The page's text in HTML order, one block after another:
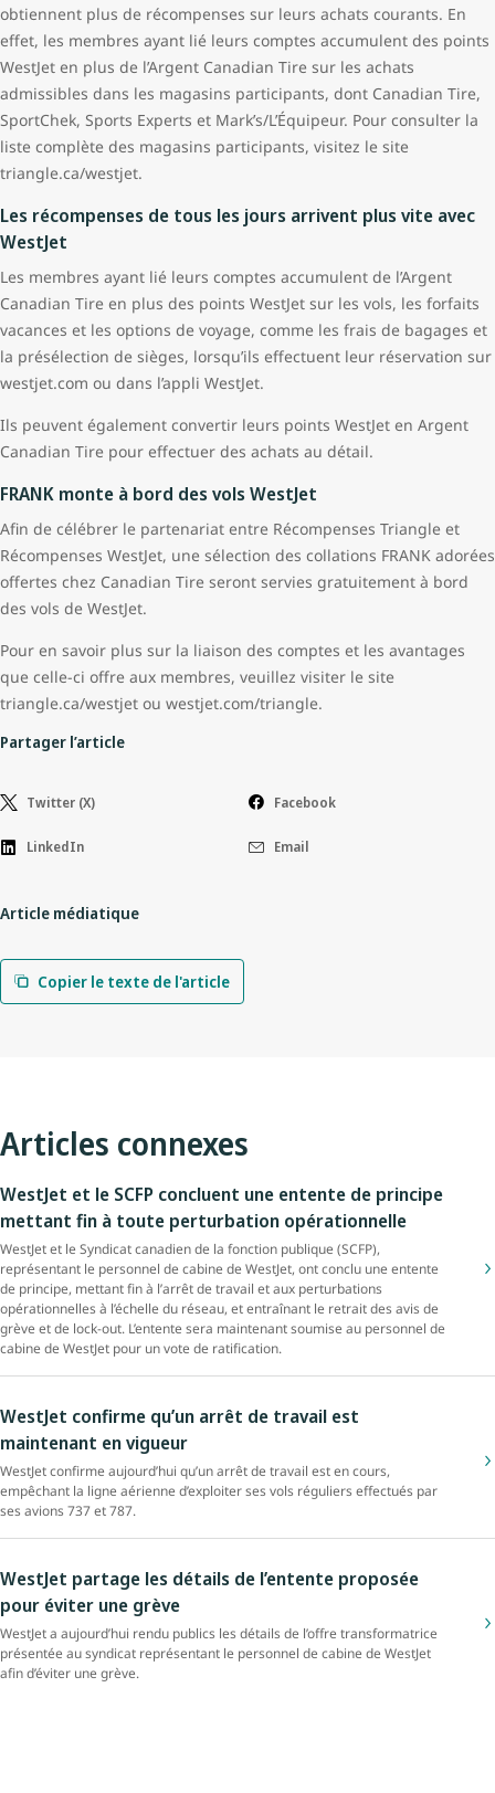
obtiennent plus de récompenses sur leurs achats courants. En
effet, les membres ayant lié leurs comptes accumulent des points
WestJet en plus de l’Argent Canadian Tire sur les achats
admissibles dans les magasins participants, dont Canadian Tire,
SportChek, Sports Experts et Mark’s/L’Équipeur. Pour consulter la
liste complète des magasins participants, visitez le site
triangle.ca/westjet.
Les récompenses de tous les jours arrivent plus vite avec
WestJet
Les membres ayant lié leurs comptes accumulent de l’Argent
Canadian Tire en plus des points WestJet sur les vols, les forfaits
vacances et les options de voyage, comme les frais de bagages et
la présélection de sièges, lorsqu’ils effectuent leur réservation sur
westjet.com ou dans l’appli WestJet.
Ils peuvent également convertir leurs points WestJet en Argent
Canadian Tire pour effectuer des achats au détail.
FRANK monte à bord des vols WestJet
Afin de célébrer le partenariat entre Récompenses Triangle et
Récompenses WestJet, une sélection des collations FRANK adorées
offertes chez Canadian Tire seront servies gratuitement à bord
des vols de WestJet.
Pour en savoir plus sur la liaison des comptes et les avantages
que celle-ci offre aux membres, veuillez visiter le site
triangle.ca/westjet ou westjet.com/triangle.
Partager l’article
Twitter (X) Facebook
LinkedIn Email
Article médiatique
Copier le texte de l'article
Articles connexes
WestJet et le SCFP concluent une entente de principe
mettant fin à toute perturbation opérationnelle
WestJet et le Syndicat canadien de la fonction publique (SCFP),
représentant le personnel de cabine de WestJet, ont conclu une entente
de principe, mettant fin à l’arrêt de travail et aux perturbations
opérationnelles à l’échelle du réseau, et entraînant le retrait des avis de
grève et de lock-out. L’entente sera maintenant soumise au personnel de
cabine de WestJet pour un vote de ratification.
WestJet confirme qu’un arrêt de travail est
maintenant en vigueur
WestJet confirme aujourd’hui qu’un arrêt de travail est en cours,
empêchant la ligne aérienne d’exploiter ses vols réguliers effectués par
ses avions 737 et 787.
WestJet partage les détails de l’entente proposée
pour éviter une grève
WestJet a aujourd’hui rendu publics les détails de l’offre transformatrice
présentée au syndicat représentant le personnel de cabine de WestJet
afin d’éviter une grève.